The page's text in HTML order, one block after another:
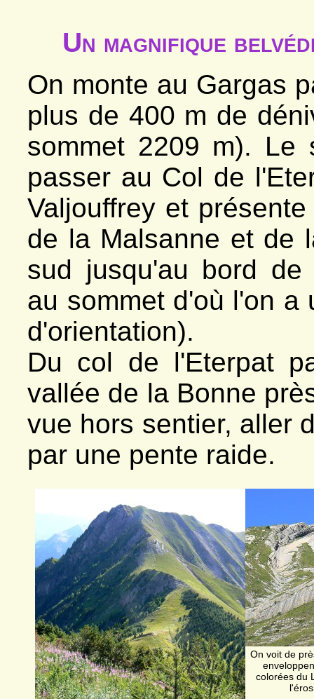
Un magnifique
On monte au Gargas
plus de 400 m de
sommet 2209 m). Le
passer au Col de
Valjouffrey et
de la Malsanne et de
sud jusqu'au bord de
au sommet d'où l'on a
d'orientation).
Du col de l'Eterpat
vallée de la Bonne
vue hors sentier, aller
par une pente raide.
On voit de
colorées du